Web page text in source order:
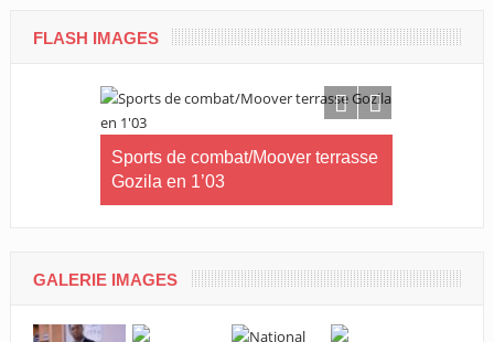
FLASH IMAGES
Sports de combat/Moover terrasse
Gozila en 1’03
GALERIE IMAGES